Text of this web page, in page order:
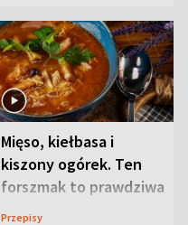
Mięso, kiełbasa i
kiszony ogórek. Ten
forszmak to prawdziwa
uczta
Przepisy